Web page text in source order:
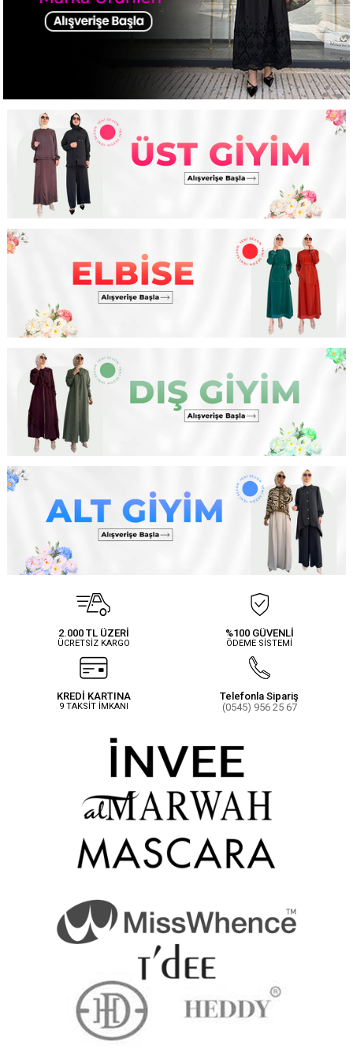
2.000 TL ÜZERİ
ÜCRETSİZ KARGO
%100 GÜVENLİ
ÖDEME SİSTEMİ
KREDİ KARTINA
9 TAKSİT İMKANI
Telefonla Sipariş
(0545) 956 25 67